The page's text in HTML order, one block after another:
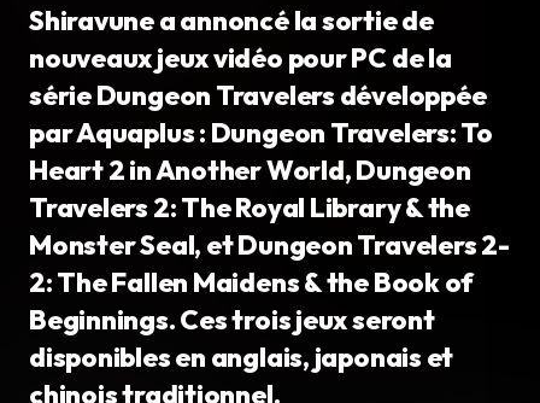
Shiravune a annoncé la sortie de
nouveaux jeux vidéo pour PC de la
série Dungeon Travelers développée
par Aquaplus : Dungeon Travelers: To
Heart 2 in Another World, Dungeon
Travelers 2: The Royal Library & the
Monster Seal, et Dungeon Travelers 2-
2: The Fallen Maidens & the Book of
Beginnings. Ces trois jeux seront
disponibles en anglais, japonais et
chinois traditionnel.